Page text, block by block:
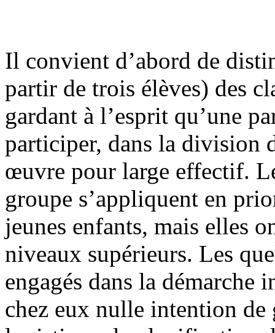
Il convient d’abord de
partir de trois élèves) des
gardant à l’esprit qu’une
participer, dans la division
œuvre pour large effectif.
groupe s’appliquent en
jeunes enfants, mais elles
niveaux supérieurs. Les
engagés dans la démarche
chez eux nulle intention